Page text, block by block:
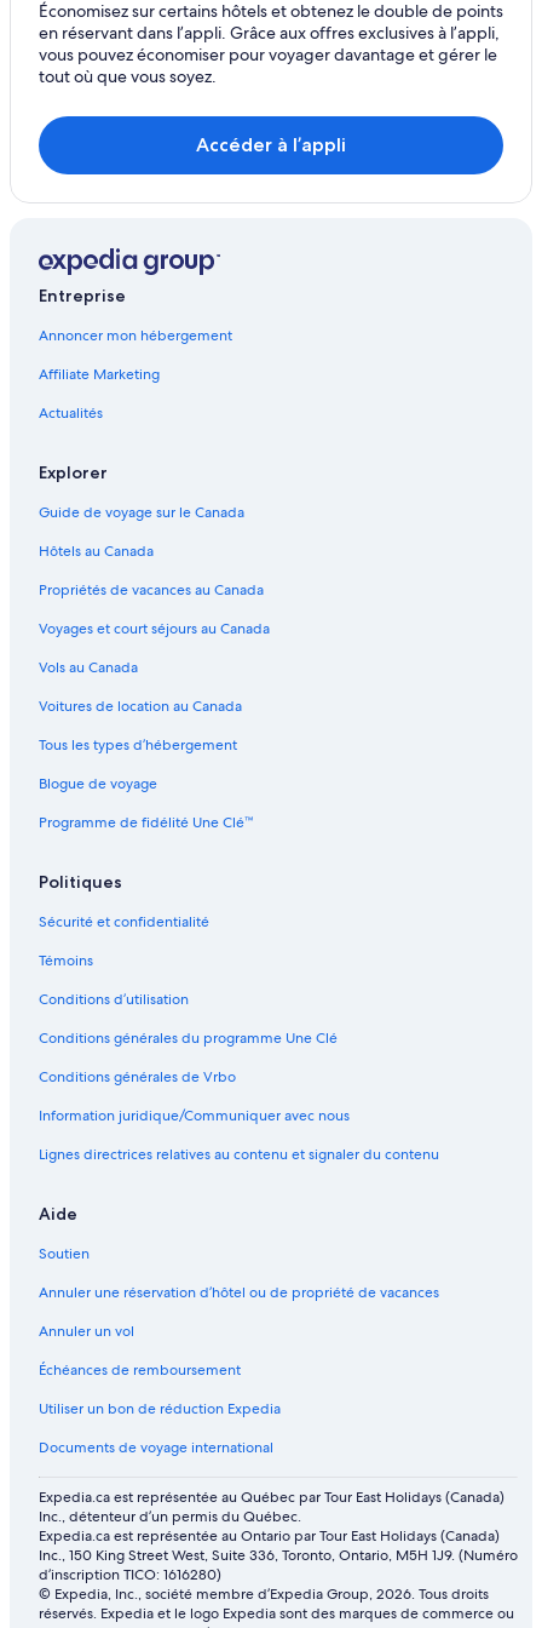
Banff – Chalets rustiques
Banff – Établissements à pavillons
Banff – Appartements
Banff – Navires de croisière
Banff – Hôtels-résidences
Banff – Hôtels capsules
Banff – Motels
Hôtels d’affaires – Banff
Hôtels pour les mariages – Banff
Hôtels historiques – Banff
Complexes et hôtels avec spa – Banff
Hôtels avec Wi-Fi – Banff
Hôtels tout inclus – Banff
Banff – Hôtels 4 étoiles
Banff – Hôtels 2 étoiles
Delta Hotels – Banff
Wyndham Hotels – Banff
Banff – Hôtels Red Carpet Inn
Hilton Hotels – Banff
Banff – Hôtels Four Seasons
Économisez sur certains hôtels et obtenez le double de points
en réservant dans l’appli. Grâce aux offres exclusives à l’appli,
vous pouvez économiser pour voyager davantage et gérer le
tout où que vous soyez.
Accéder à l’appli
Entreprise
Annoncer mon hébergement
Affiliate Marketing
Actualités
Explorer
Guide de voyage sur le Canada
Hôtels au Canada
Propriétés de vacances au Canada
Voyages et court séjours au Canada
Vols au Canada
Voitures de location au Canada
Tous les types d’hébergement
Blogue de voyage
Programme de fidélité Une Clé™
Politiques
Sécurité et confidentialité
Témoins
Conditions d’utilisation
Conditions générales du programme Une Clé
Conditions générales de Vrbo
Information juridique/Communiquer avec nous
Lignes directrices relatives au contenu et signaler du contenu
Aide
Soutien
Annuler une réservation d’hôtel ou de propriété de vacances
Annuler un vol
Échéances de remboursement
Utiliser un bon de réduction Expedia
Documents de voyage international
Expedia.ca est représentée au Québec par Tour East Holidays (Canada)
Inc., détenteur d’un permis du Québec.
Expedia.ca est représentée au Ontario par Tour East Holidays (Canada)
Inc., 150 King Street West, Suite 336, Toronto, Ontario, M5H 1J9. (Numéro
d’inscription TICO: 1616280)
© Expedia, Inc., société membre d’Expedia Group, 2026. Tous droits
réservés. Expedia et le logo Expedia sont des marques de commerce ou